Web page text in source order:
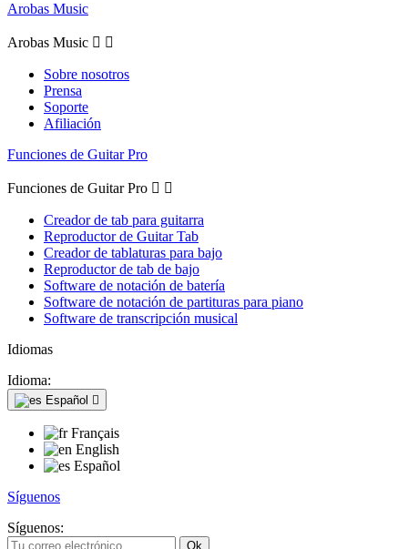
Arobas Music
Arobas Music  
Sobre nosotros
Prensa
Soporte
Afiliación
Funciones de Guitar Pro
Funciones de Guitar Pro  
Creador de tab para guitarra
Reproductor de Guitar Tab
Creador de tablaturas para bajo
Reproductor de tab de bajo
Software de notación de batería
Software de notación de partituras para piano
Software de transcripción musical
Idiomas
Idioma:
Español 
Français
English
Español
Síguenos
Síguenos: